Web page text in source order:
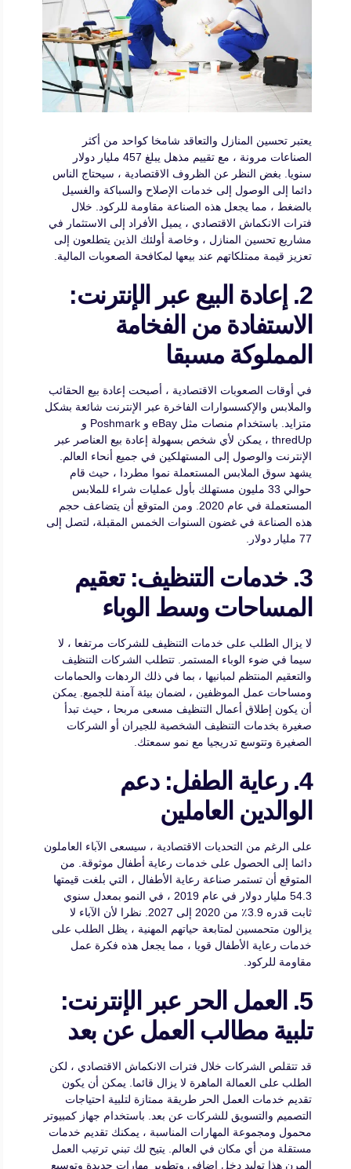
يعتبر تحسين المنازل والتعاقد شامخا كواحد من أكثر
الصناعات مرونة ، مع تقييم مذهل يبلغ 457 مليار دولار
سنويا. بغض النظر عن الظروف الاقتصادية ، سيحتاج الناس
دائما إلى الوصول إلى خدمات الإصلاح والسباكة والغسيل
بالضغط ، مما يجعل هذه الصناعة مقاومة للركود. خلال
فترات الانكماش الاقتصادي ، يميل الأفراد إلى الاستثمار في
مشاريع تحسين المنازل ، وخاصة أولئك الذين يتطلعون إلى
تعزيز قيمة ممتلكاتهم عند بيعها لمكافحة الصعوبات المالية.
2. إعادة البيع عبر الإنترنت:
الاستفادة من الفخامة
المملوكة مسبقا
في أوقات الصعوبات الاقتصادية ، أصبحت إعادة بيع الحقائب
والملابس والإكسسوارات الفاخرة عبر الإنترنت شائعة بشكل
متزايد. باستخدام منصات مثل eBay و Poshmark و
thredUp ، يمكن لأي شخص بسهولة إعادة بيع العناصر عبر
الإنترنت والوصول إلى المستهلكين في جميع أنحاء العالم.
يشهد سوق الملابس المستعملة نموا مطردا ، حيث قام
حوالي 33 مليون مستهلك بأول عمليات شراء للملابس
المستعملة في عام 2020. ومن المتوقع أن يتضاعف حجم
هذه الصناعة في غضون السنوات الخمس المقبلة، لتصل إلى
77 مليار دولار.
3. خدمات التنظيف: تعقيم
المساحات وسط الوباء
لا يزال الطلب على خدمات التنظيف للشركات مرتفعا ، لا
سيما في ضوء الوباء المستمر. تتطلب الشركات التنظيف
والتعقيم المنتظم لمبانيها ، بما في ذلك الردهات والحمامات
ومساحات عمل الموظفين ، لضمان بيئة آمنة للجميع. يمكن
أن يكون إطلاق أعمال التنظيف مسعى مربحا ، حيث تبدأ
صغيرة بخدمات التنظيف الشخصية للجيران أو الشركات
الصغيرة وتتوسع تدريجيا مع نمو سمعتك.
4. رعاية الطفل: دعم
الوالدين العاملين
على الرغم من التحديات الاقتصادية ، سيسعى الآباء العاملون
دائما إلى الحصول على خدمات رعاية أطفال موثوقة. من
المتوقع أن تستمر صناعة رعاية الأطفال ، التي بلغت قيمتها
54.3 مليار دولار في عام 2019 ، في النمو بمعدل سنوي
ثابت قدره 3.9٪ من 2020 إلى 2027. نظرا لأن الآباء لا
يزالون متحمسين لمتابعة حياتهم المهنية ، يظل الطلب على
خدمات رعاية الأطفال قويا ، مما يجعل هذه فكرة عمل
مقاومة للركود.
5. العمل الحر عبر الإنترنت:
تلبية مطالب العمل عن بعد
قد تتقلص الشركات خلال فترات الانكماش الاقتصادي ، لكن
الطلب على العمالة الماهرة لا يزال قائما. يمكن أن يكون
تقديم خدمات العمل الحر طريقة ممتازة لتلبية احتياجات
التصميم والتسويق للشركات عن بعد. باستخدام جهاز كمبيوتر
محمول ومجموعة المهارات المناسبة ، يمكنك تقديم خدمات
مستقلة من أي مكان في العالم. يتيح لك تبني ترتيب العمل
المرن هذا توليد دخل إضافي وتطوير مهارات جديدة وتوسيع